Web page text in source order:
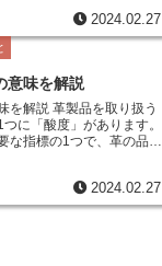
ることができます。 サ
ています。 この鱗は、サ
る役割を果たしていま
異なり、塩分濃度が高い
環境に適応するためで
断する作業になります。
厚みや質感に合わせて裁
また、革製品の裁断で
も考慮に入れて裁断する
。熟練した職人は、革素
の設計図に沿って正確に
2024.02.27
意味を解説
を取り扱う
に「酸度」があります。
な指標の1つで、革の品質
ーハー）と呼ばれるもの
囲で数値が大きくなるほ
なるほどアルカリ性が強
の酸度は、一般的に
中性からやや酸性寄りと
2024.02.27